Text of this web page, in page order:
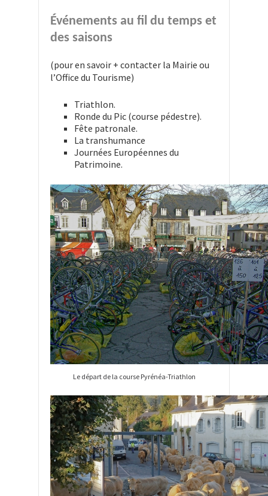
Événements au fil du temps et
des saisons
(pour en savoir + contacter la Mairie ou
l’Office du Tourisme)
Triathlon.
Ronde du Pic (course pédestre).
Fête patronale.
La transhumance
Journées Européennes du
Patrimoine.
Le départ de la course Pyrénéa-Triathlon